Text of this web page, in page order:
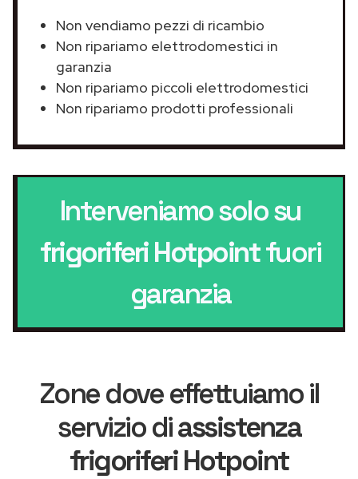
Non vendiamo pezzi di ricambio
Non ripariamo elettrodomestici in
garanzia
Non ripariamo piccoli elettrodomestici
Non ripariamo prodotti professionali
Interveniamo solo su
frigoriferi Hotpointfuori
garanzia
Zone dove effettuiamo il
servizio diassistenza
frigoriferi Hotpoint